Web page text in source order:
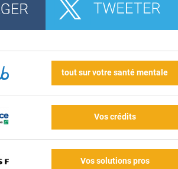
tout sur votre santé mentale
Vos crédits
Vos solutions pros